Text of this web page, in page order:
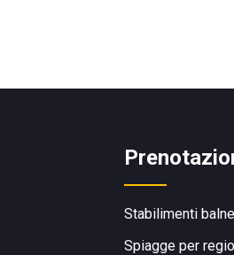
Stabilimenti
Spiagge per